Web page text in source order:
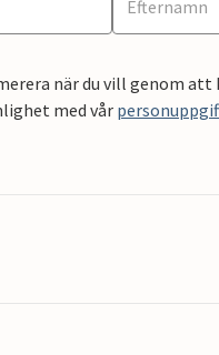
när du vill genom
med vår